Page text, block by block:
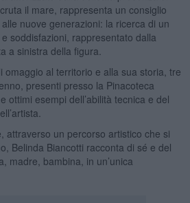
il mare, rappresenta un consiglio
nuove generazioni: la ricerca di un
soddisfazioni, rappresentato dalla
a sinistra della figura.
omaggio al territorio e alla sua storia, tre
presenti presso la Pinacoteca
ottimi esempi dell’abilità tecnica e del
attraverso un percorso artistico che si
Belinda Biancotti racconta di sé e del
madre, bambina, in un’unica